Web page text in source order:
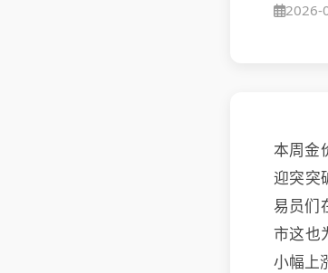
2026-
本周金
迎突突
易员们
市这也
小幅上